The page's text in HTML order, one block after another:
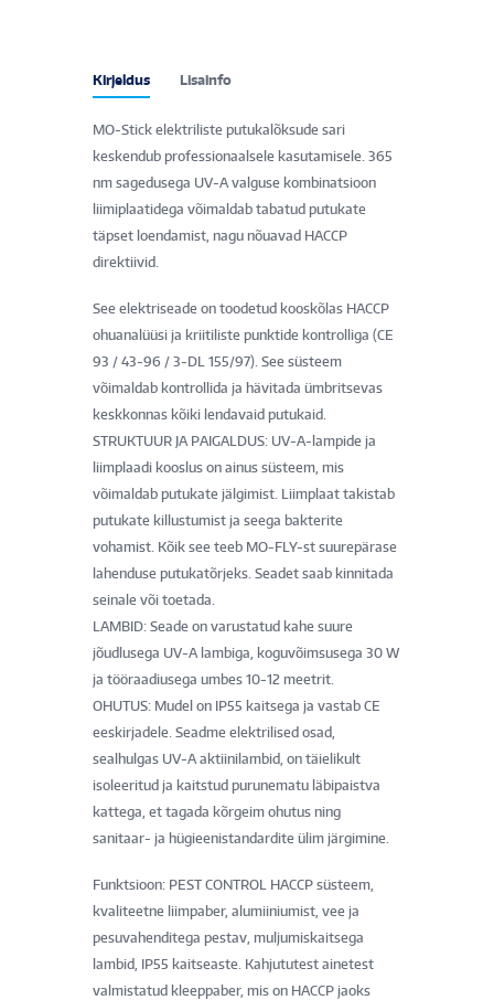
BUTTERFLY
700
kogus
Kirjeldus Lisainfo
MO-Stick elektriliste putukalõksude sari
keskendub professionaalsele kasutamisele. 365
nm sagedusega UV-A valguse kombinatsioon
liimiplaatidega võimaldab tabatud putukate
täpset loendamist, nagu nõuavad HACCP
direktiivid.
See elektriseade on toodetud kooskõlas HACCP
ohuanalüüsi ja kriitiliste punktide kontrolliga (CE
93 / 43-96 / 3-DL 155/97). See süsteem
võimaldab kontrollida ja hävitada ümbritsevas
keskkonnas kõiki lendavaid putukaid.
STRUKTUUR JA PAIGALDUS: UV-A-lampide ja
liimplaadi kooslus on ainus süsteem, mis
võimaldab putukate jälgimist. Liimplaat takistab
putukate killustumist ja seega bakterite
vohamist. Kõik see teeb MO-FLY-st suurepärase
lahenduse putukatõrjeks. Seadet saab kinnitada
seinale või toetada.
LAMBID: Seade on varustatud kahe suure
jõudlusega UV-A lambiga, koguvõimsusega 30 W
ja tööraadiusega umbes 10-12 meetrit.
OHUTUS: Mudel on IP55 kaitsega ja vastab CE
eeskirjadele. Seadme elektrilised osad,
sealhulgas UV-A aktiinilambid, on täielikult
isoleeritud ja kaitstud purunematu läbipaistva
kattega, et tagada kõrgeim ohutus ning
sanitaar- ja hügieenistandardite ülim järgimine.
Funktsioon: PEST CONTROL HACCP süsteem,
kvaliteetne liimpaber, alumiiniumist, vee ja
pesuvahenditega pestav, muljumiskaitsega
lambid, IP55 kaitseaste. Kahjututest ainetest
valmistatud kleeppaber, mis on HACCP jaoks